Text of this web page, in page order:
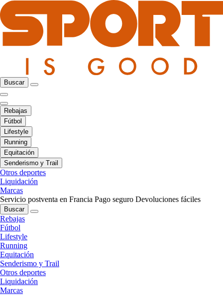
Buscar
Rebajas
Fútbol
Lifestyle
Running
Equitación
Senderismo y Trail
Otros deportes
Liquidación
Marcas
Servicio postventa en Francia Pago seguro Devoluciones fáciles
Buscar
Rebajas
Fútbol
Lifestyle
Running
Equitación
Senderismo y Trail
Otros deportes
Liquidación
Marcas